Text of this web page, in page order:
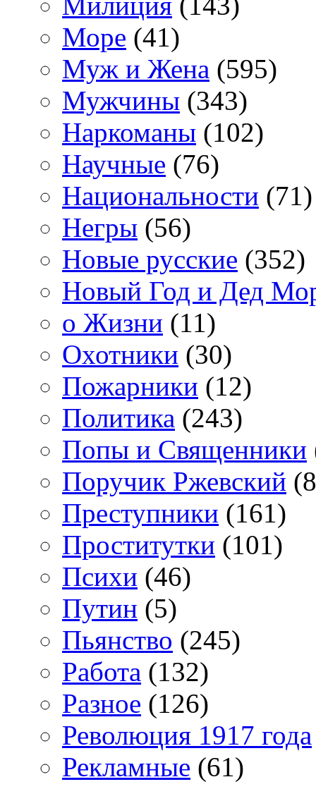
Море (41)
Муж и Жена (595)
Мужчины (343)
Наркоманы (102)
Научные (76)
Национальности (71)
Негры (56)
Новые русские (352)
Новый Год и Дед
о Жизни (11)
Охотники (30)
Пожарники (12)
Политика (243)
Попы и Священники
Поручик Ржевский
Преступники (161)
Проститутки (101)
Психи (46)
Путин (5)
Пьянство (245)
Работа (132)
Разное (126)
Революция 1917 года
Рекламные (61)